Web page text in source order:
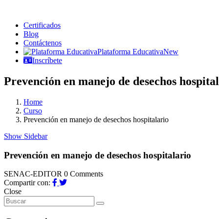
Certificados
Blog
Contáctenos
Plataforma EducativaNew
Inscríbete
Prevención en manejo de desechos
Home
Curso
Prevención en manejo de desechos hospitalario
Show Sidebar
Prevención en manejo de desechos hospitalario
SENAC-EDITOR 0 Comments
Compartir con:
Close